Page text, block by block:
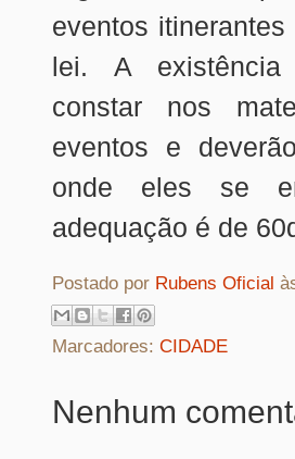
eventos
lei. A existência
constar nos
eventos e
onde eles se
adequação é de
Postado por Rubens Oficial
Marcadores: CIDADE
Nenhum